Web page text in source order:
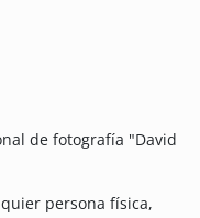
de fotografía "David
persona física,